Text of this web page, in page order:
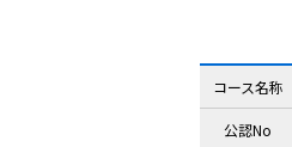
コース名称
公認No